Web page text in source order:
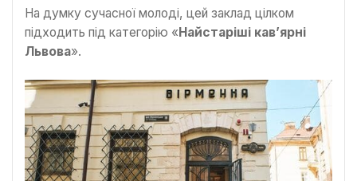
На думку сучасної молоді, цей заклад цілком
підходить під категорію «Найстаріші кав’ярні
Львова».